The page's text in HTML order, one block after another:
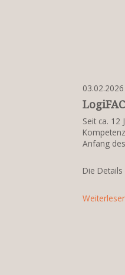
03.02.2026
Seit ca. 12
Anfang
Die